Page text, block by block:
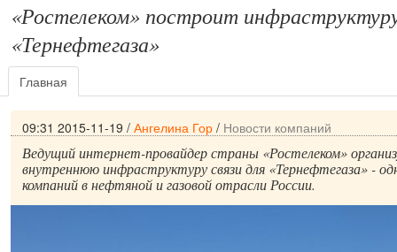
«Ростелеком» построит
«Тернефтегаза»
Главная
09:31 2015-11-19 / Ангелина Гор / Новости компаний
Ведущий интернет-провайдер страны «Ростелеком»
внутреннюю инфраструктуру связи для «Тернефтегаза» -
компаний в нефтяной и газовой отрасли России.